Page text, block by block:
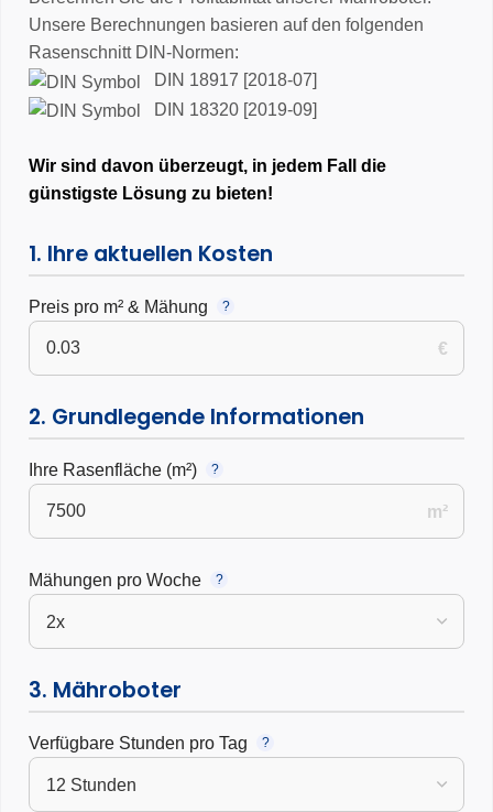
Unsere Berechnungen basieren auf den folgenden
Rasenschnitt DIN-Normen:
DIN 18917 [2018-07]
DIN 18320 [2019-09]
Wir sind davon überzeugt, in jedem Fall die
günstigste Lösung zu bieten!
1. Ihre aktuellen Kosten
Preis pro m² & Mähung ?
€
2. Grundlegende Informationen
Ihre Rasenfläche (m²) ?
m²
Mähungen pro Woche ?
3. Mähroboter
Verfügbare Stunden pro Tag ?